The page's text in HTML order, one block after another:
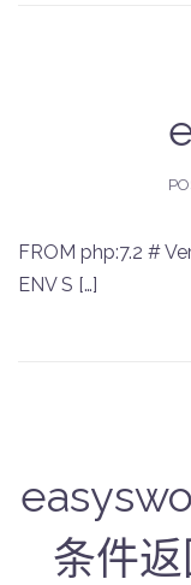
FROM php:7.2 #
ENV S […]
条件